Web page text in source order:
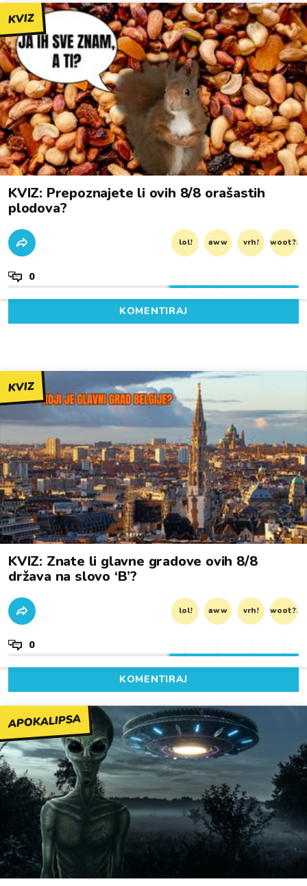
KVIZ
KVIZ: Prepoznajete li ovih 8/8 orašastih
plodova?
lol! aww vrh! woot?!
0
KOMENTIRAJ
KVIZ
KVIZ: Znate li glavne gradove ovih 8/8
država na slovo ‘B’?
lol! aww vrh! woot?!
0
KOMENTIRAJ
APOKALIPSA